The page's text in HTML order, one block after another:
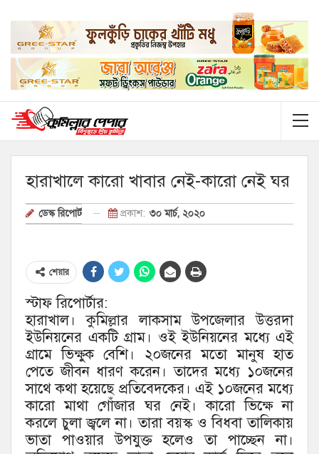
হারাখালে কারো খাবার নেই-কারো নেই ঘর
ডেস্ক রিপোর্ট প্রকাশ: ৩০ মার্চ, ২০২০
শেয়ার
স্টাফ রিপোর্টার:
হারাখাল। কুমিল্লার লাকসাম উপজেলার উত্তরদা
ইউনিয়নের একটি গ্রাম। ওই ইউনিয়নের মধ্যে এই
গ্রামে ভিক্ষুক বেশি। ২০জনের মতো মানুষ হাত
পেতে জীবন ধারণ করেন। তাদের মধ্যে ১০জনের
সাথে কথা হয়েছে প্রতিবেদকের। এই ১০জনের মধ্যে
কারো মাথা গোঁজার ঘর নেই। কারো ভিক্ষে না
করলে চুলা জ্বলে না। তারা বয়স্ক ও বিধবা তালিকায়
ভাতা পাওয়ার উপযুক্ত হলেও তা পাচ্ছেন না।